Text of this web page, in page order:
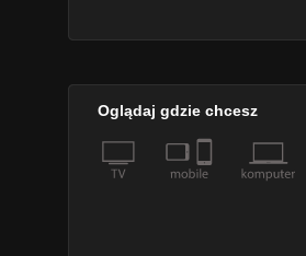
Oglądaj gdzie chcesz